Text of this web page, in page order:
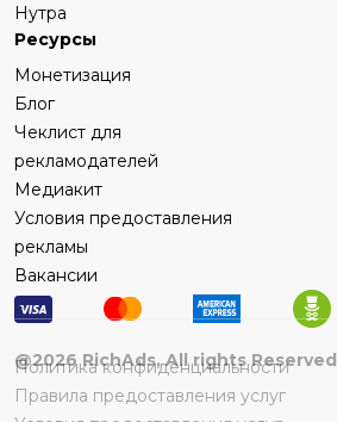
Нутра
Ресурсы
Монетизация
Блог
Чеклист для
рекламодателей
Медиакит
Условия предоставления
рекламы
Вакансии
@2026RichAds, All rights Reserved
Политика конфиденциальности
Правила предоставления услуг